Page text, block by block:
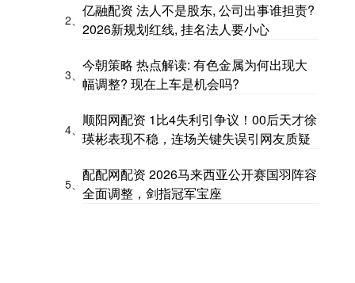
2、
亿融配资 法人不是股东, 公司出事谁担责?
2026新规划红线, 挂名法人要小心
3、
今朝策略 热点解读: 有色金属为何出现大
幅调整? 现在上车是机会吗?
4、
顺阳网配资 1比4失利引争议！00后天才徐
瑛彬表现不稳，连场关键失误引网友质疑
5、
配配网配资 2026马来西亚公开赛国羽阵容
全面调整，剑指冠军宝座